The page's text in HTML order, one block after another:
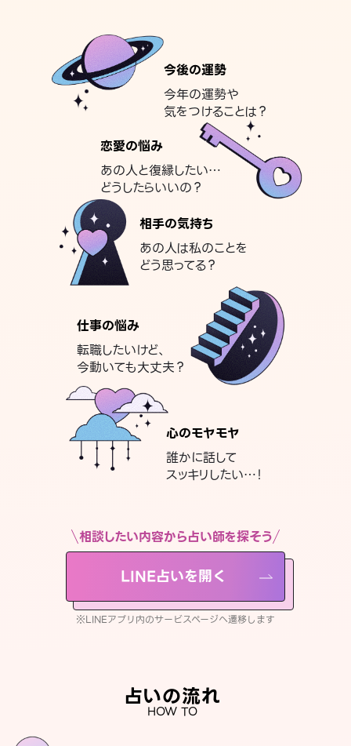
今後の運勢
今年の運勢や
気をつけることは？
恋愛の悩み
あの人と復縁したい…
どうしたらいいの？
相手の気持ち
あの人は私のことを
どう思ってる？
仕事の悩み
転職したいけど、
今動いても大丈夫？
心のモヤモヤ
誰かに話して
スッキリしたい…！
相談したい内容から占い師を探そう
LINE占いを開く
※LINEアプリ内のサービスページへ遷移します
占いの流れ
HOW TO